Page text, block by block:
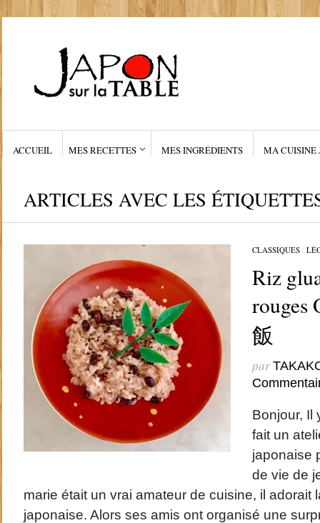
ACCUEIL MES RECETTES MES INGRÉDIENTS MA CUISINE
ARTICLES AVEC LES
CLASSIQUES/
Riz
rouges
飯
par
Bonjour, Il
fait un
japonaise
de vie de
marie était un vrai amateur de cuisine, il adorait
japonaise. Alors ses amis ont organisé une